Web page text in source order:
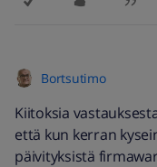
Bortsutimo
Kiitoksia
että kun kerran
päivityksistä